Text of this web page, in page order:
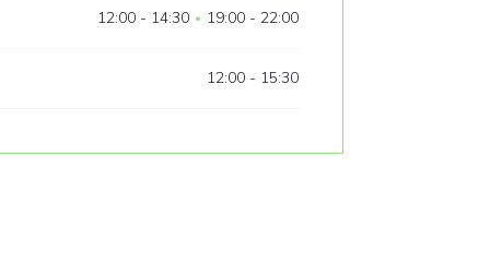
12:00 - 14:30 • 19:00 - 22:00
12:00 - 15:30